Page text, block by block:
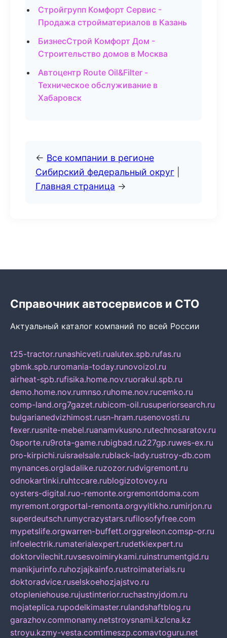
Стройгрупп Комфорт Сервис -
Продажа стройматериалов в Казань
БизнесСтрой Комфорт Дом -
Строительство домов в Москва
Автоцентр Route Oil&Filter -
Техническое обслуживание в
Хабаровск
← Все компании в регионе
Сибирский федеральный округ
Главная страница →
Справочник автосервисов и СТО
Актуальный каталог компаний по всей России
t25-tractor.runashicveti.rualutex.spb.rufas.ru
gbmk.spb.ruromania-today.runovoizol.ru
airheat-spb.rufisika.home.nov.ruorakul.spb.ru
demo.home.nov.rumnso.ruhome.nov.rucemko.ru
comp-land.org7gazet.rubicom-oil.rusuperiorsearch.ru
bulgarianedvizhimost.rusn-hram.rusenovosti.ru
fexer.rusnite-mebel.ruanamvkusno.rutechnosaratov.ru
0sporte.ru9rota-game.rubigbad.ru227gp.ruwes-ex.ru
pro-kirpichi.ruisraelsale.rublack-lady.rustroy-db.com
mynances.orgladalike.ruzozor.rudvigremont.ru
odnokartinki.ruhtccare.rublogizotovoy.ru
oysters-digital.ruo-remonte.orgremontdoma.com
myremont.orgportal-remonta.orgvyitikho.rumirjon.ru
superdeutsch.rumycrazystars.rufilosofyfree.com
mypetslife.orgwarren-buffett.orggreleon.comsp-or.ru
infoelectrik.rumaterialexpert.rudetkiexpert.ru
doktorvilechit.ruvsesvoimirykami.ruinstrumentgid.ru
manikjurinfo.ruhozjajkainfo.rustroimaterials.ru
doktoradvice.ruselskoehozjajstvo.ru
otopleniehouse.rujustinterior.ruchastnyjdom.ru
mojateplica.rupodelkimaster.rulandshaftblog.ru
garazhov.commonamy.netstroysnami.kzlcna.kz
stroyu.kzmy-vesta.comtimeszp.comavtoguru.net